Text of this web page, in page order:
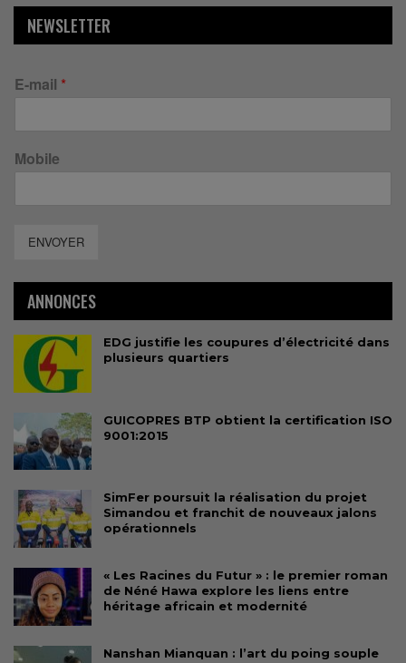
NEWSLETTER
E-mail *
Mobile
ENVOYER
ANNONCES
EDG justifie les coupures d’électricité dans
plusieurs quartiers
GUICOPRES BTP obtient la certification ISO
9001:2015
SimFer poursuit la réalisation du projet
Simandou et franchit de nouveaux jalons
opérationnels
« Les Racines du Futur » : le premier roman
de Néné Hawa explore les liens entre
héritage africain et modernité
Nanshan Mianquan : l’art du poing souple